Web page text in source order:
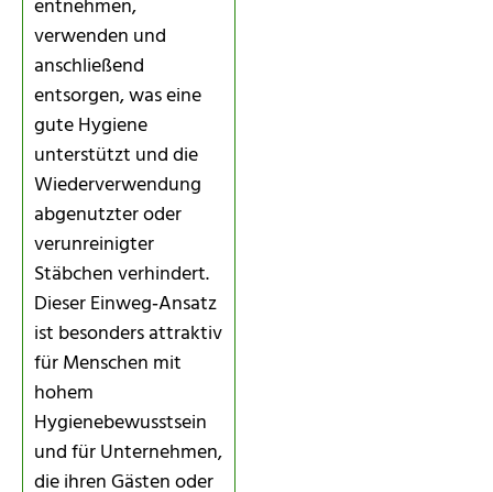
entnehmen,
verwenden und
anschließend
entsorgen, was eine
gute Hygiene
unterstützt und die
Wiederverwendung
abgenutzter oder
verunreinigter
Stäbchen verhindert.
Dieser Einweg‑Ansatz
ist besonders attraktiv
für Menschen mit
hohem
Hygienebewusstsein
und für Unternehmen,
die ihren Gästen oder